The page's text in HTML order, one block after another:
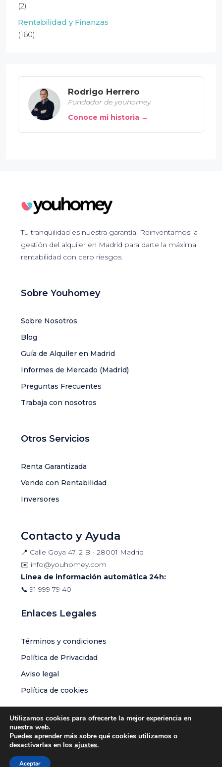
(2)
Rentabilidad y Finanzas
(160)
Rodrigo Herrero
Fundador de youhomey
Conoce mi historia →
Tu tranquilidad es nuestra garantía. Reinventamos la
gestión del alquiler en Madrid para darte la máxima
rentabilidad con cero riesgos.
Sobre Youhomey
Sobre Nosotros
Blog
Guía de Alquiler en Madrid
Informes de Mercado (Madrid)
Preguntas Frecuentes
Trabaja con nosotros
Otros Servicios
Renta Garantizada
Vende con Rentabilidad
Inversores
Contacto y Ayuda
📍 Calle Goya 47, 2 B - 28001 Madrid
✉️ info@youhomey.com
Línea de información automática 24h:
📞 91 999 79 40
Enlaces Legales
Términos y condiciones
Política de Privacidad
Aviso legal
Política de cookies
© Youhomey Global S.L.U | Todos los derechos reservados
Utilizamos cookies para ofrecerte la mejor experiencia en
nuestra web.
Puedes aprender más sobre qué cookies utilizamos o
desactivarlas en los ajustes.
Aceptar